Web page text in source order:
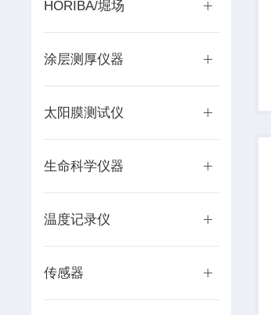
HORIBA/堀场
涂层测厚仪器
太阳膜测试仪
生命科学仪器
温度记录仪
传感器